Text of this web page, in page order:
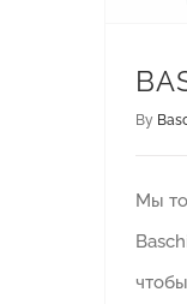
By
Мы